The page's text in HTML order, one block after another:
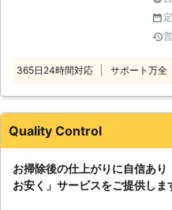
し
や
た
の
お
小
き
除の
たへ
面
リ
365日24時間対応 サポート万全
Quality Control
お掃除後の仕上がりに自信あ
お安く」サービスをご提供しま